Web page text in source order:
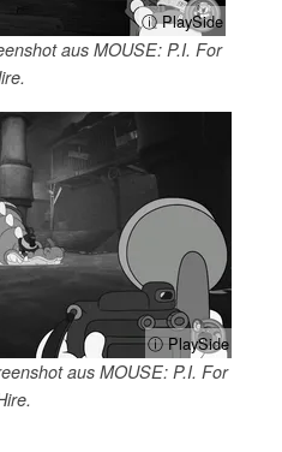
ⓘ PlaySide
aus MOUSE: P.I. For
ⓘ PlaySide
aus MOUSE: P.I. For